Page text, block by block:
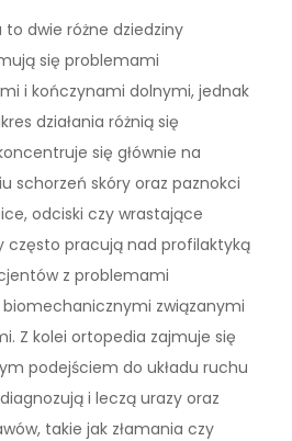
dwie różne dziedziny
się problemami
i kończynami dolnymi, jednak
działania różnią się
się głównie na
schorzeń skóry oraz paznokci
odciski czy wrastające
często pracują nad profilaktyką
z problemami
związanymi
Z kolei ortopedia zajmuje się
podejściem do układu ruchu
i leczą urazy oraz
takie jak złamania czy